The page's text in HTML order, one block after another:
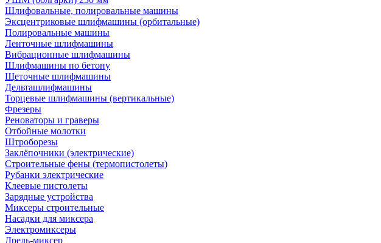
Шлифовальные, полировальные машины
Эксцентриковые шлифмашины (орбитальные)
Полировальные машины
Ленточные шлифмашины
Вибрационные шлифмашины
Шлифмашины по бетону
Щеточные шлифмашины
Дельташлифмашины
Торцевые шлифмашины (вертикальные)
Фрезеры
Реноваторы и граверы
Отбойные молотки
Штроборезы
Заклёпочники (электрические)
Строительные фены (термопистолеты)
Рубанки электрические
Клеевые пистолеты
Зарядные устройства
Миксеры строительные
Насадки для миксера
Электромиксеры
Дрель-миксер